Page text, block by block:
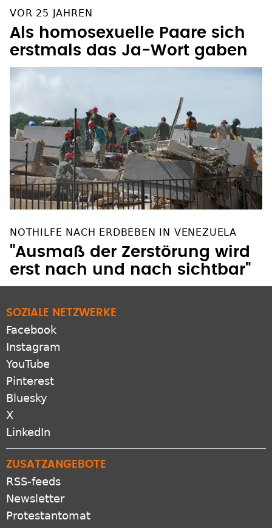
VOR 25 JAHREN
Als homosexuelle Paare sich
erstmals das Ja-Wort gaben
NOTHILFE NACH ERDBEBEN IN VENEZUELA
"Ausmaß der Zerstörung wird
erst nach und nach sichtbar"
SOZIALE NETZWERKE
Facebook
Instagram
YouTube
Pinterest
Bluesky
X
LinkedIn
ZUSATZANGEBOTE
RSS-feeds
Newsletter
Protestantomat